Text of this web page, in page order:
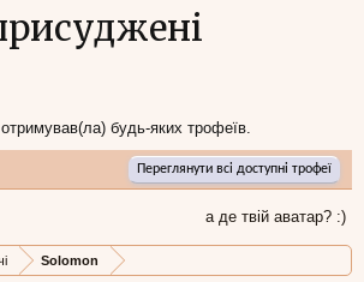
будь-яких трофеїв.
Переглянути всі доступні трофеї
а де твій аватар? :)
Solomon